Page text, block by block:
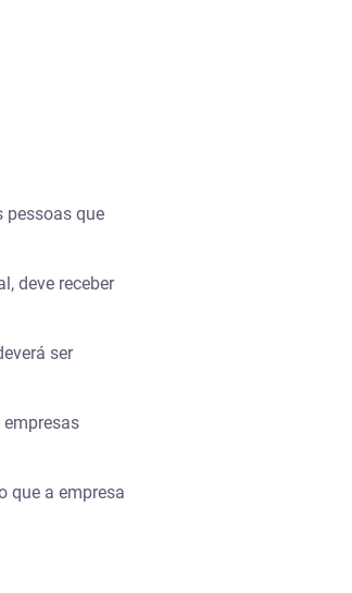
pessoas que
deve receber
ser
que a empresa